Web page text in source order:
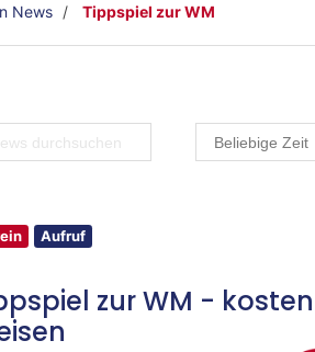
News Tippspiel zur WM
Aufruf
zur WM -